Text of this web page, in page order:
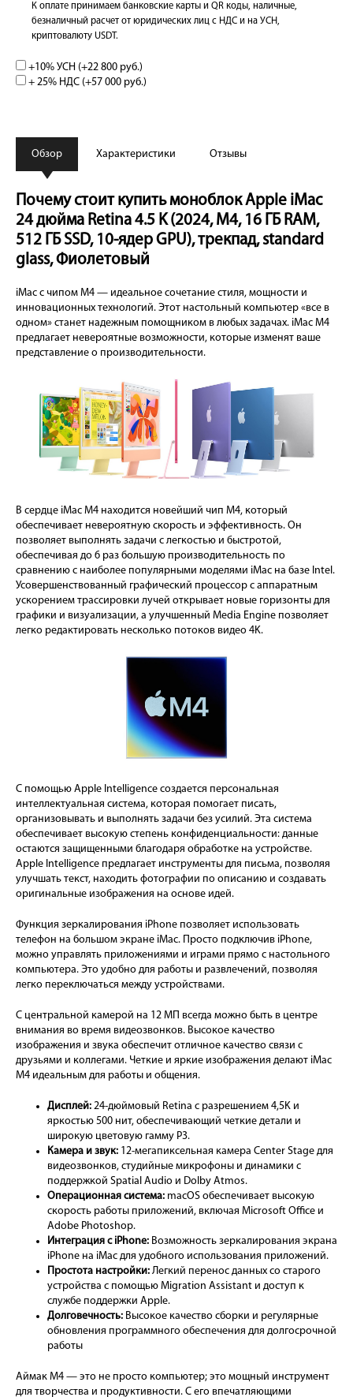
К оплате принимаем банковские карты и QR коды, наличные,
безналичный расчет от юридических лиц с НДС и на УСН,
криптовалюту USDT.
+10% УСН (+22 800 руб.)
+ 25% НДС (+57 000 руб.)
Обзор Характеристики Отзывы
Почему стоит купить моноблок Apple iMac
24 дюйма Retina 4.5 K (2024, M4, 16 ГБ RAM,
512 ГБ SSD, 10-ядер GPU), трекпад, standard
glass, Фиолетовый
iMac с чипом M4 — идеальное сочетание стиля, мощности и
инновационных технологий. Этот настольный компьютер «все в
одном» станет надежным помощником в любых задачах. iMac M4
предлагает невероятные возможности, которые изменят ваше
представление о производительности.
В сердце iMac M4 находится новейший чип M4, который
обеспечивает невероятную скорость и эффективность. Он
позволяет выполнять задачи с легкостью и быстротой,
обеспечивая до 6 раз большую производительность по
сравнению с наиболее популярными моделями iMac на базе Intel.
Усовершенствованный графический процессор с аппаратным
ускорением трассировки лучей открывает новые горизонты для
графики и визуализации, а улучшенный Media Engine позволяет
легко редактировать несколько потоков видео 4K.
С помощью Apple Intelligence создается персональная
интеллектуальная система, которая помогает писать,
организовывать и выполнять задачи без усилий. Эта система
обеспечивает высокую степень конфиденциальности: данные
остаются защищенными благодаря обработке на устройстве.
Apple Intelligence предлагает инструменты для письма, позволяя
улучшать текст, находить фотографии по описанию и создавать
оригинальные изображения на основе идей.
Функция зеркалирования iPhone позволяет использовать
телефон на большом экране iMac. Просто подключив iPhone,
можно управлять приложениями и играми прямо с настольного
компьютера. Это удобно для работы и развлечений, позволяя
легко переключаться между устройствами.
С центральной камерой на 12 МП всегда можно быть в центре
внимания во время видеозвонков. Высокое качество
изображения и звука обеспечит отличное качество связи с
друзьями и коллегами. Четкие и яркие изображения делают iMac
M4 идеальным для работы и общения.
Дисплей: 24-дюймовый Retina с разрешением 4,5K и
яркостью 500 нит, обеспечивающий четкие детали и
широкую цветовую гамму P3.
Камера и звук: 12-мегапиксельная камера Center Stage для
видеозвонков, студийные микрофоны и динамики с
поддержкой Spatial Audio и Dolby Atmos.
Операционная система: macOS обеспечивает высокую
скорость работы приложений, включая Microsoft Office и
Adobe Photoshop.
Интеграция с iPhone: Возможность зеркалирования экрана
iPhone на iMac для удобного использования приложений.
Простота настройки: Легкий перенос данных со старого
устройства с помощью Migration Assistant и доступ к
службе поддержки Apple.
Долговечность: Высокое качество сборки и регулярные
обновления программного обеспечения для долгосрочной
работы
Аймак М4 — это не просто компьютер; это мощный инструмент
для творчества и продуктивности. С его впечатляющими